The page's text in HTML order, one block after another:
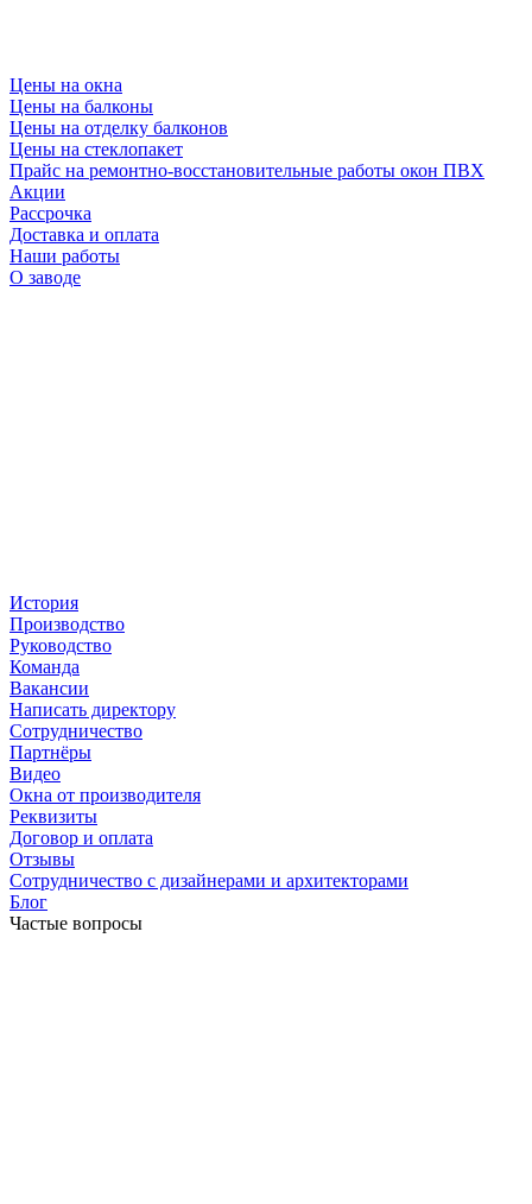
Цены на окна
Цены на балконы
Цены на отделку балконов
Цены на стеклопакет
Прайс на ремонтно-восстановительные работы окон ПВХ
Акции
Рассрочка
Доставка и оплата
Наши работы
О заводе
История
Производство
Руководство
Команда
Вакансии
Написать директору
Сотрудничество
Партнёры
Видео
Окна от производителя
Реквизиты
Договор и оплата
Отзывы
Сотрудничество с дизайнерами и архитекторами
Блог
Частые вопросы